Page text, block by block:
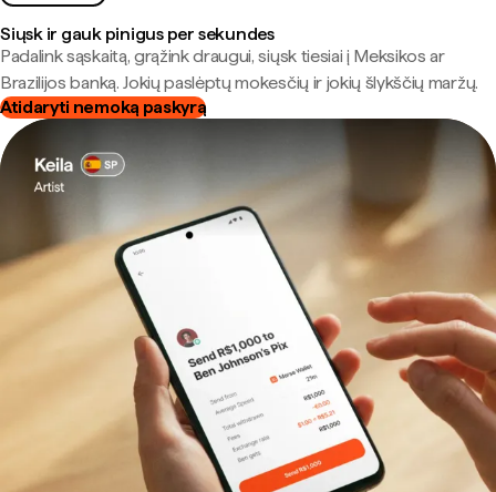
Siųsk ir gauk pinigus per sekundes
Padalink sąskaitą, grąžink draugui, siųsk tiesiai į Meksikos ar
Brazilijos banką. Jokių paslėptų mokesčių ir jokių šlykščių maržų.
Atidaryti nemoką paskyrą